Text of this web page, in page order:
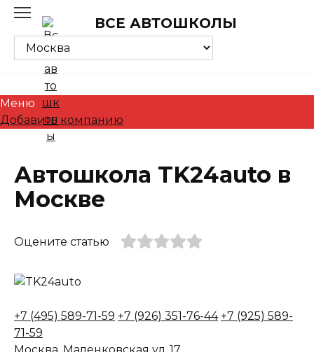
Skip
content
ВСЕ АВТОШКОЛЫ
Меню
Добавить компанию
Автошкола TK24auto в
Москве
Оцените статью
+7 (495) 589-71-59 +7 (926) 351-76-44 +7 (925) 589-
71-59